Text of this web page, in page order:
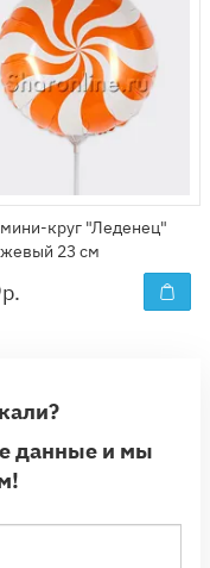
круг "Леденец"
23 см
р.
данные и мы